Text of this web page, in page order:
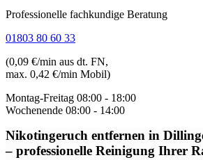
Professionelle fachkundige Beratung
01803 80 60 33
(0,09 €/min aus dt. FN,
max. 0,42 €/min Mobil)
Montag-Freitag 08:00 - 18:00
Wochenende 08:00 - 14:00
Nikotingeruch entfernen in
– professionelle Reinigung Ihrer